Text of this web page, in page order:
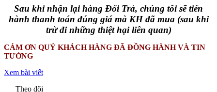
Sau khi nhận lại hàng Đổi Trả, chúng tôi sẽ tiến
hành thanh toán đúng giá mà KH đã mua (sau khi
trừ đi những thiệt hại liên quan)
CẢM ƠN QUÝ KHÁCH HÀNG ĐÃ ĐỒNG HÀNH VÀ TIN
TƯỞNG
Xem bài viết
Theo dõi